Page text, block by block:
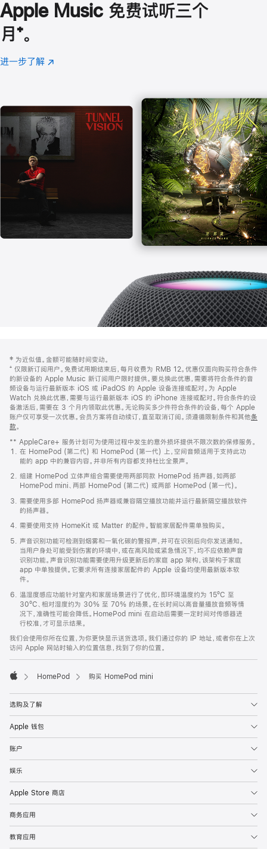
Apple Music 免费试听三个
月 脚
注
⁺。
进一步了解 Apple
(在
口
中
打
开)
页
页
脚
注
‡ 为近似值。金额可能随时间变动。
⁺ 仅限新订阅用户。免费试用期结束后，每月收费为 RMB 12。优惠仅面向购买符合条件
的新设备的 Apple Music 新订阅用户限时提供。要兑换此优惠，需要将符合条件的音
频设备与运行最新版本 iOS 或 iPadOS 的 Apple 设备连接或配对。为 Apple
Watch 兑换此优惠，需要与运行最新版本 iOS 的 iPhone 连接或配对。符合条件的设
备激活后，需要在 3 个月内领取此优惠。无论购买多少件符合条件的设备，每个 Apple
账户仅可享受一次优惠。会员方案将自动续订，直至取消订阅。须遵循限制条件和其他条
款。
窗
口
中
打
开)
** AppleCare+ 服务计划可为使用过程中发生的意外损坏提供不限次数的保修服务。
在 HomePod (第二代) 和 HomePod (第一代) 上，空间音频适用于支持此功
能的 app 中的兼容内容。并非所有内容都支持杜比全景声。
组建 HomePod 立体声组合需要使用两部同款 HomePod 扬声器，如两部
HomePod mini、两部 HomePod (第二代) 或两部 HomePod (第一代)。
需要使用多部 HomePod 扬声器或兼容隔空播放功能并运行最新隔空播放软件
的扬声器。
需要使用支持 HomeKit 或 Matter 的配件。智能家居配件需单独购买。
声音识别功能可检测到烟雾和一氧化碳的警报声，并可在识别后向你发送通知。
当用户身处可能受到伤害的环境中，或在高风险或紧急情况下，均不应依赖声音
识别功能。声音识别功能需要使用升级更新后的家庭 app 架构，该架构于家庭
app 中单独提供。它要求所有连接家居配件的 Apple 设备均使用最新版本软
件。
温湿度感应功能针对室内和家居场景进行了优化，即环境温度约为 15ºC 至
30ºC、相对湿度约为 30% 至 70% 的场景。在长时间以高音量播放音频等情
况下，准确性可能会降低。HomePod mini 在启动后需要一定时间对传感器进
行校准，才可显示结果。
我们会使用你所在位置，为你更快显示送货选项。我们通过你的 IP 地址，或者你在上次
访问 Apple 网站时输入的位置信息，找到了你的位置。
HomePod 购买 HomePod mini
选购及了解
Apple 钱包
账户
娱乐
Apple Store 商店
商务应用
教育应用